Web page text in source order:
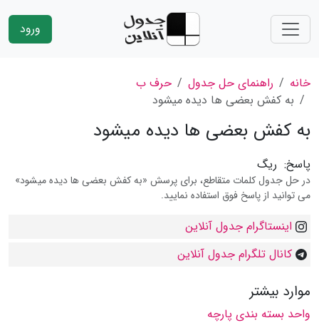
ورود
خانه راهنمای حل جدول
حرف ب
به كفش بعضی ها دیده میشود
به كفش بعضی ها دیده میشود
پاسخ: ریگ
در حل جدول کلمات متقاطع، برای پرسش «به كفش بعضی ها دیده میشود»
می توانید از پاسخ فوق استفاده نمایید.
اینستاگرام جدول آنلاین
کانال تلگرام جدول آنلاین
موارد بیشتر
واحد بسته بندی پارچه